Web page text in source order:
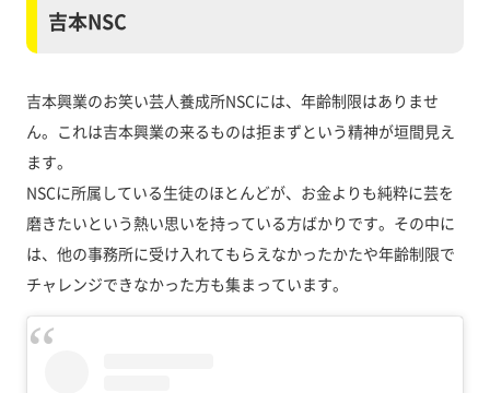
吉本NSC
吉本興業のお笑い芸人養成所NSCには、年齢制限はありませ
ん。これは吉本興業の来るものは拒まずという精神が垣間見え
ます。
NSCに所属している生徒のほとんどが、お金よりも純粋に芸を
磨きたいという熱い思いを持っている方ばかりです。その中に
は、他の事務所に受け入れてもらえなかったかたや年齢制限で
チャレンジできなかった方も集まっています。